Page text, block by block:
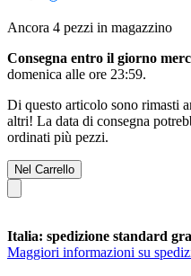
Ancora 4 pezzi in magazzino
Consegna entro il giorno
domenica alle ore 23:59.
Di questo articolo sono rimasti
altri! La data di consegna
ordinati più pezzi.
Nel Carrello
Italia: spedizione standard
Maggiori informazioni su